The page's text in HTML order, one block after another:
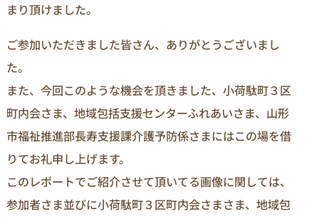
まり頂けました。
ご参加いただきました皆さん、ありがとうございまし
た。
また、今回このような機会を頂きました、小荷駄町３区
町内会さま、地域包括支援センターふれあいさま、山形
市福祉推進部長寿支援課介護予防係さまにはこの場を借
りてお礼申し上げます。
このレポートでご紹介させて頂いてる画像に関しては、
参加者さま並びに小荷駄町３区町内会さまさま、地域包